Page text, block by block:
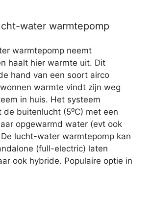
water warmtepomp
warmtepomp neemt
haalt hier warmte uit. Dit
hand van een soort airco
warmte vindt zijn weg
in huis. Het systeem
buitenlucht (5⁰C) met een
opgewarmd water (evt ook
lucht-water warmtepomp kan
(full-electric) laten
ook hybride. Populaire optie in